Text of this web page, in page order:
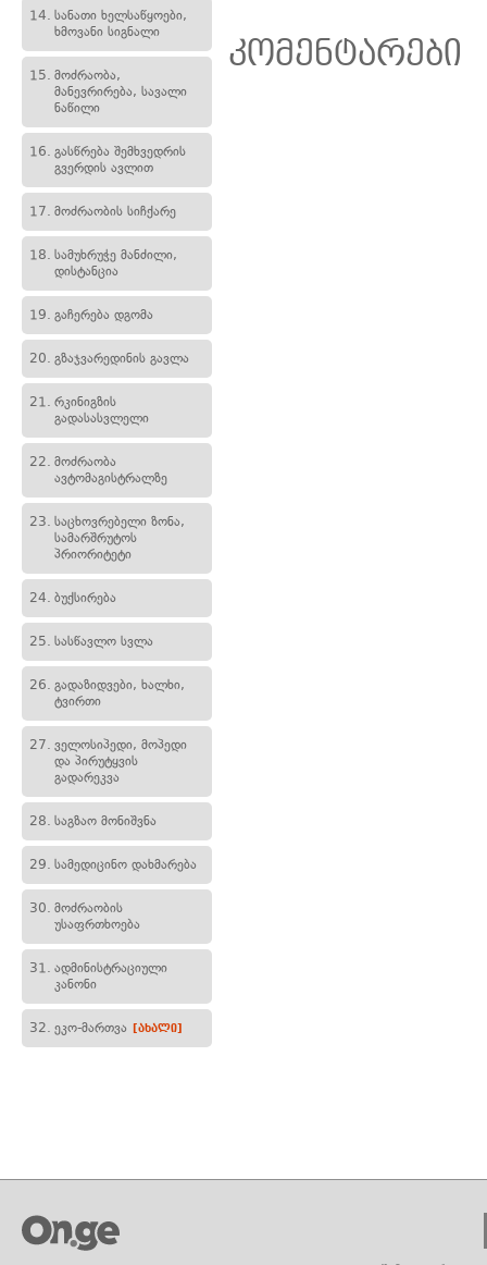
14. სანათი ხელსაწყოები,
ხმოვანი სიგნალი
15. მოძრაობა,
მანევრირება, სავალი
ნაწილი
16. გასწრება შემხვედრის
გვერდის ავლით
17. მოძრაობის სიჩქარე
18. სამუხრუჭე მანძილი,
დისტანცია
19. გაჩერება დგომა
20. გზაჯვარედინის გავლა
21. რკინიგზის
გადასასვლელი
22. მოძრაობა
ავტომაგისტრალზე
23. საცხოვრებელი ზონა,
სამარშრუტოს
პრიორიტეტი
24. ბუქსირება
25. სასწავლო სვლა
26. გადაზიდვები, ხალხი,
ტვირთი
27. ველოსიპედი, მოპედი
და პირუტყვის
გადარეკვა
28. საგზაო მონიშვნა
29. სამედიცინო დახმარება
30. მოძრაობის
უსაფრთხოება
31. ადმინისტრაციული
კანონი
32. ეკო-მართვა [ახალი]
კომენტარები